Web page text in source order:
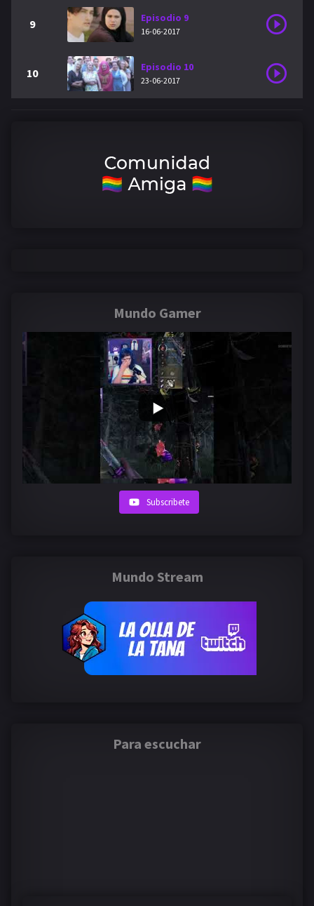
9 Episodio 9
16-06-2017
10 Episodio 10
23-06-2017
Mundo Gamer
Subscribete
Mundo Stream
Para escuchar